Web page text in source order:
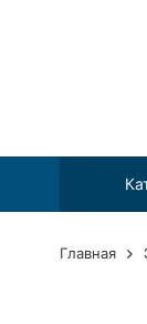
Главная